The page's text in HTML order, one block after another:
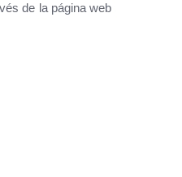
de la página web